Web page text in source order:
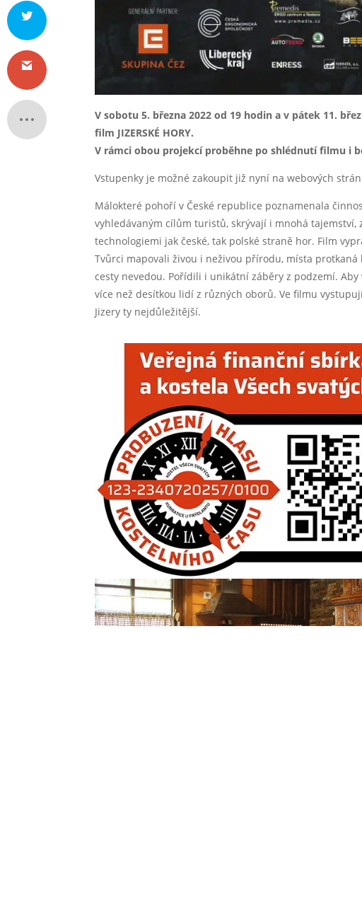
V sobotu 5. března 2022 od 19 hodin a v pátek 11.
film JIZERSKÉ HORY.
V rámci obou projekcí proběhne po shlédnutí filmu i
Vstupenky je možné zakoupit již nyní na webových
Málokteré pohoří v České republice poznamenala
vyhledávaným cílům turistů, skrývají i mnohá
technologiemi jak české, tak polské straně hor. Film
Tvůrci mapovali živou i neživou přírodu, místa
cesty nevedou. Pořídili i unikátní záběry z podzemí.
více než desítkou lidí z různých oborů. Ve filmu
Jizery ty nejdůležitější.